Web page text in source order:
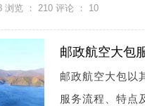
浏览 ： 210 评论 ： 10
邮政航空大包
邮政航空大包以
服务流程、特点